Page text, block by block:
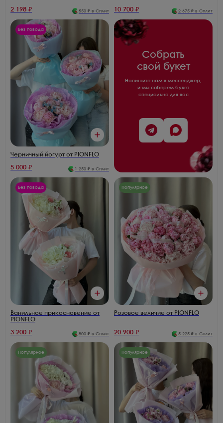
2 198 ₽ 550 ₽ в Сплит 10 700 ₽ 2 675 ₽ в Сплит
Без повода
Черничный йогурт от PIONFLO
5 000 ₽ 1 250 ₽ в Сплит
Собрать
свой букет
Напишите нам в мессенджер,
и мы соберём букет
специально для вас
Без повода
Ванильное прикосновение от
PIONFLO
3 200 ₽ 800 ₽ в Сплит
Популярное
Розовое величие от PIONFLO
20 900 ₽ 5 225 ₽ в Сплит
Популярное Популярное